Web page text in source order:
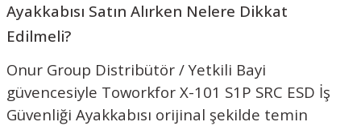
Ayakkabısı Satın Alırken Nelere Dikkat
Edilmeli?
Onur Group Distribütör / Yetkili Bayi
güvencesiyle Toworkfor X-101 S1P SRC ESD İş
Güvenliği Ayakkabısı orijinal şekilde temin